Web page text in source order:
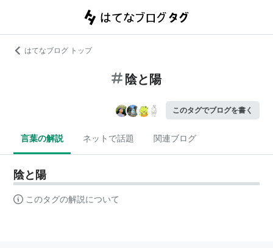
はてなブログ トップ
陰と陽
このタグでブログを書く
言葉の解説 ネットで話題 関連ブログ
陰と陽
このタグの解説について